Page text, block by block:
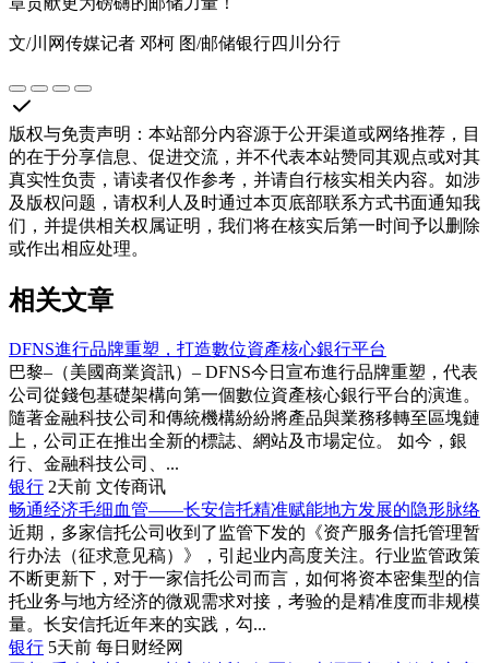
文/川网传媒记者 邓柯 图/邮储银行四川分行
版权与免责声明 ： 本站部分内容源于公开渠道或网络推荐，目
的在于分享信息、促进交流，并不代表本站赞同其观点或对其
真实性负责，请读者仅作参考，并请自行核实相关内容。如涉
及版权问题，请权利人及时通过本页底部联系方式书面通知我
们，并提供相关权属证明，我们将在核实后第一时间予以删除
或作出相应处理。
相关文章
DFNS進行品牌重塑，打造數位資產核心銀行平台
巴黎–（美國商業資訊）– DFNS今日宣布進行品牌重塑，代表
公司從錢包基礎架構向第一個數位資產核心銀行平台的演進。
隨著金融科技公司和傳統機構紛紛將產品與業務移轉至區塊鏈
上，公司正在推出全新的標誌、網站及市場定位。 如今，銀
行、金融科技公司、...
银行 2天前 文传商讯
畅通经济毛细血管——长安信托精准赋能地方发展的隐形脉络
近期，多家信托公司收到了监管下发的《资产服务信托管理暂
行办法（征求意见稿）》，引起业内高度关注。行业监管政策
不断更新下，对于一家信托公司而言，如何将资本密集型的信
托业务与地方经济的微观需求对接，考验的是精准度而非规模
量。长安信托近年来的实践，勾...
银行 5天前 每日财经网